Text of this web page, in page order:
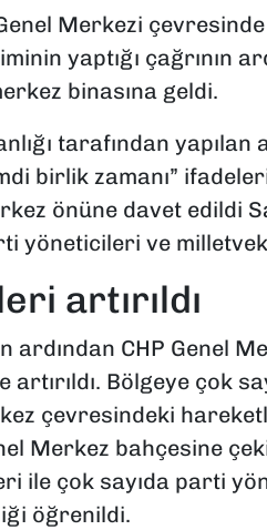
Merkezi
yaptığı çağrının
binasına geldi.
tarafından yapılan
birlik zamanı”
önüne davet edildi
yöneticileri ve
artırıldı
ardından CHP Genel
Bölgeye çok
çevresindeki
Merkez bahçesine
ile çok sayıda parti
öğrenildi.